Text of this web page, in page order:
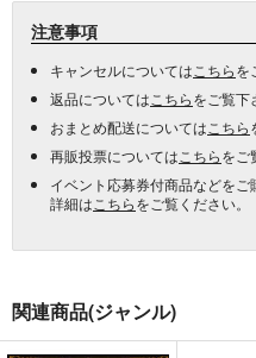
注意事項
キャンセルについては こちらを
返品については こちらをご覧下
おまとめ配送については こちら
再販投票については こちらをご
イベント応募券付商品などをご
詳細は こちらをご覧ください。
関連商品(ジャンル)